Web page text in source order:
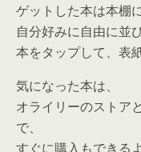
ゲットした本は本棚
自分好みに自由に並
本をタップして、表
気になった本は、
オライリーのストア
で、
すぐに購入もできる